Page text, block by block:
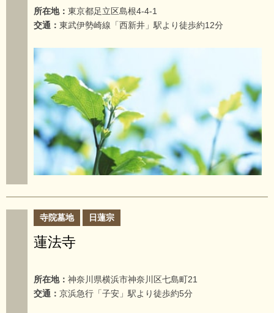
所在地： 東京都足立区島根4-4-1
交通： 東武伊勢崎線「西新井」駅より徒歩約12分
寺院墓地 日蓮宗
蓮法寺
所在地： 神奈川県横浜市神奈川区七島町21
交通： 京浜急行「子安」駅より徒歩約5分